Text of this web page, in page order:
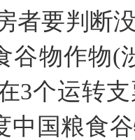
者要判断
谷物作物(
3个运转
中国粮食